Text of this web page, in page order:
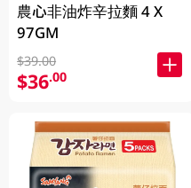
農心非油炸辛拉麵 4 X
97GM
$39.00
$36.00